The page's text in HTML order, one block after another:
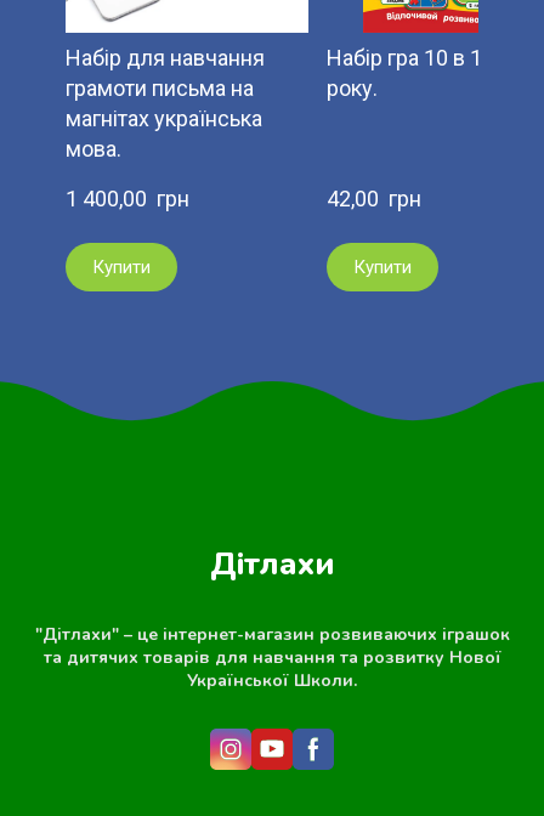
Набір для навчання
грамоти письма на
магнітах українська
мова.
1 400,00  грн
Купити
Набір гра 10 в 1 пори
року.
42,00  грн
Купити
Дітлахи
"Дітлахи" – це інтернет-магазин розвиваючих іграшок
та дитячих товарів для навчання та розвитку Нової
Української Школи.